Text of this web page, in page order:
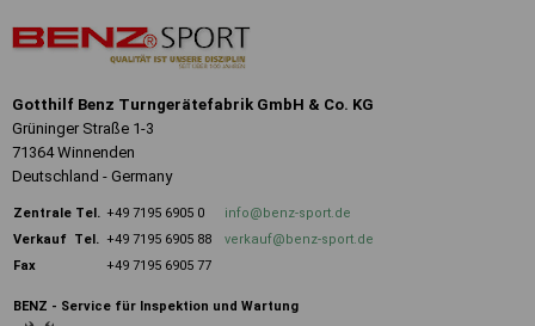
Gotthilf Benz Turngerätefabrik GmbH & Co. KG
Grüninger Straße 1-3
71364 Winnenden
Deutschland - Germany
Zentrale Tel. +49 7195 6905 0
info@benz-sport.de
Verkauf Tel. +49 7195 6905 88
verkauf@benz-sport.de
Fax
+49 7195 6905 77
BENZ - Service für Inspektion und Wartung